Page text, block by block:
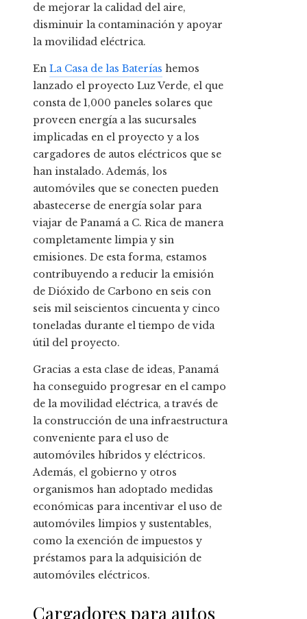
de mejorar la calidad del aire,
disminuir la contaminación y apoyar
la movilidad eléctrica.
En La Casa de las Baterías hemos
lanzado el proyecto Luz Verde, el que
consta de 1,000 paneles solares que
proveen energía a las sucursales
implicadas en el proyecto y a los
cargadores de autos eléctricos que se
han instalado. Además, los
automóviles que se conecten pueden
abastecerse de energía solar para
viajar de Panamá a C. Rica de manera
completamente limpia y sin
emisiones. De esta forma, estamos
contribuyendo a reducir la emisión
de Dióxido de Carbono en seis con
seis mil seiscientos cincuenta y cinco
toneladas durante el tiempo de vida
útil del proyecto.
Gracias a esta clase de ideas, Panamá
ha conseguido progresar en el campo
de la movilidad eléctrica, a través de
la construcción de una infraestructura
conveniente para el uso de
automóviles híbridos y eléctricos.
Además, el gobierno y otros
organismos han adoptado medidas
económicas para incentivar el uso de
automóviles limpios y sustentables,
como la exención de impuestos y
préstamos para la adquisición de
automóviles eléctricos.
Cargadores para autos